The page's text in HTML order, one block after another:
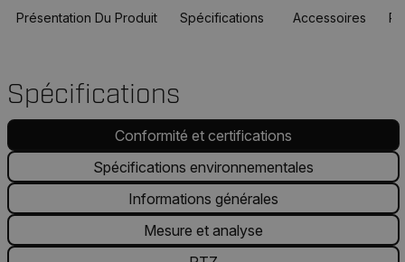
Présentation Du Produit Spécifications Accessoires
Spécifications
Conformité et certifications
Spécifications environnementales
Informations générales
Mesure et analyse